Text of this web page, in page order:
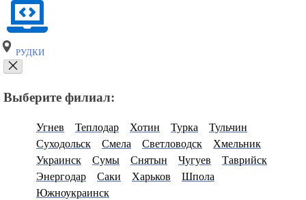
РУДКИ
Выберите филиал:
Угнев Теплодар Хотин Турка
Тульчин
Суходольск
Смела Светловодск
Хмельник
Украинск
Сумы Снятын Чугуев
Таврийск
Энергодар
Саки Харьков
Шпола
Южноукраинск